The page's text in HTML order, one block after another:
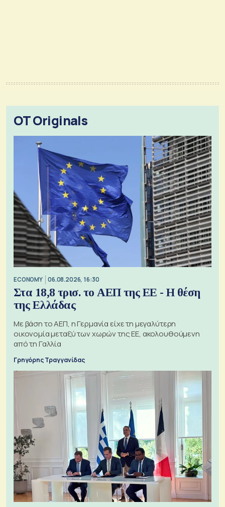
OT Originals
ECONOMY 06.08.2026, 16:30
Στα 18,8 τρισ. το ΑΕΠ της ΕΕ - Η θέση
της Ελλάδας
Με βάση το ΑΕΠ, η Γερμανία είχε τη μεγαλύτερη
οικονομία μεταξύ των χωρών της ΕΕ, ακολουθούμενη
από τη Γαλλία
Γρηγόρης Τραγγανίδας